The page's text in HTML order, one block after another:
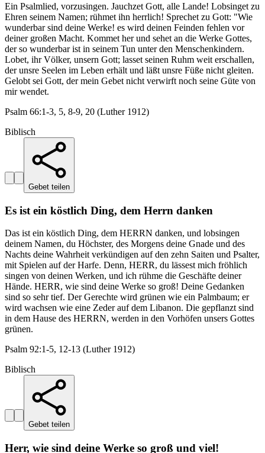
Ein Psalmlied, vorzusingen. Jauchzet Gott, alle Lande! Lobsinget zu
Ehren seinem Namen; rühmet ihn herrlich! Sprechet zu Gott: "Wie
wunderbar sind deine Werke! es wird deinen Feinden fehlen vor
deiner großen Macht. Kommet her und sehet an die Werke Gottes,
der so wunderbar ist in seinem Tun unter den Menschenkindern.
Lobet, ihr Völker, unsern Gott; lasset seinen Ruhm weit erschallen,
der unsre Seelen im Leben erhält und läßt unsre Füße nicht gleiten.
Gelobt sei Gott, der mein Gebet nicht verwirft noch seine Güte von
mir wendet.
Psalm 66:1-3, 5, 8-9, 20 (Luther 1912)
Biblisch
Gebet teilen
Es ist ein köstlich Ding, dem Herrn danken
Das ist ein köstlich Ding, dem HERRN danken, und lobsingen
deinem Namen, du Höchster, des Morgens deine Gnade und des
Nachts deine Wahrheit verkündigen auf den zehn Saiten und Psalter,
mit Spielen auf der Harfe. Denn, HERR, du lässest mich fröhlich
singen von deinen Werken, und ich rühme die Geschäfte deiner
Hände. HERR, wie sind deine Werke so groß! Deine Gedanken
sind so sehr tief. Der Gerechte wird grünen wie ein Palmbaum; er
wird wachsen wie eine Zeder auf dem Libanon. Die gepflanzt sind
in dem Hause des HERRN, werden in den Vorhöfen unsers Gottes
grünen.
Psalm 92:1-5, 12-13 (Luther 1912)
Biblisch
Gebet teilen
Herr, wie sind deine Werke so groß und viel!